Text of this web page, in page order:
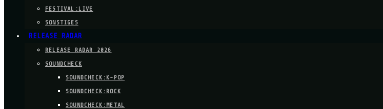
FESTIVAL:LIVE
SONSTIGES
RELEASE RADAR
RELEASE RADAR 2026
SOUNDCHECK
SOUNDCHECK:K-POP
SOUNDCHECK:ROCK
SOUNDCHECK:METAL